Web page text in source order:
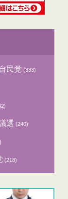
自民党 (333)
選 (240)
(218)